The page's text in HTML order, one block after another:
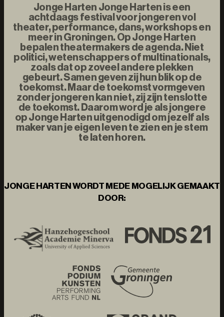
Jonge Harten Jonge Harten is een
achtdaags festival voor jongeren vol
theater, performance, dans, workshops en
meer in Groningen. Op Jonge Harten
bepalen theatermakers de agenda. Niet
politici, wetenschappers of multinationals,
zoals dat op zoveel andere plekken
gebeurt. Samen geven zij hun blik op de
toekomst. Maar de toekomst vormgeven
zonder jongeren kan niet, zij zijn tenslotte
de toekomst. Daarom word je als jongere
op Jonge Harten uitgenodigd om jezelf als
maker van je eigen leven te zien en je stem
te laten horen.
JONGE HARTEN WORDT MEDE MOGELIJK GEMAAKT
DOOR: